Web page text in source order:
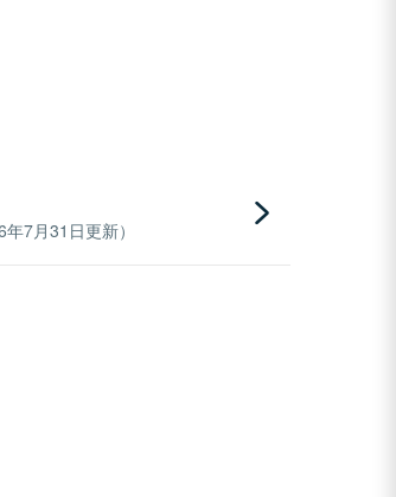
7月31日更新）